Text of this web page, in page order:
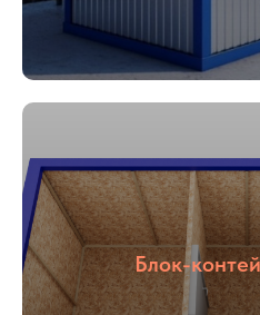
Блок-